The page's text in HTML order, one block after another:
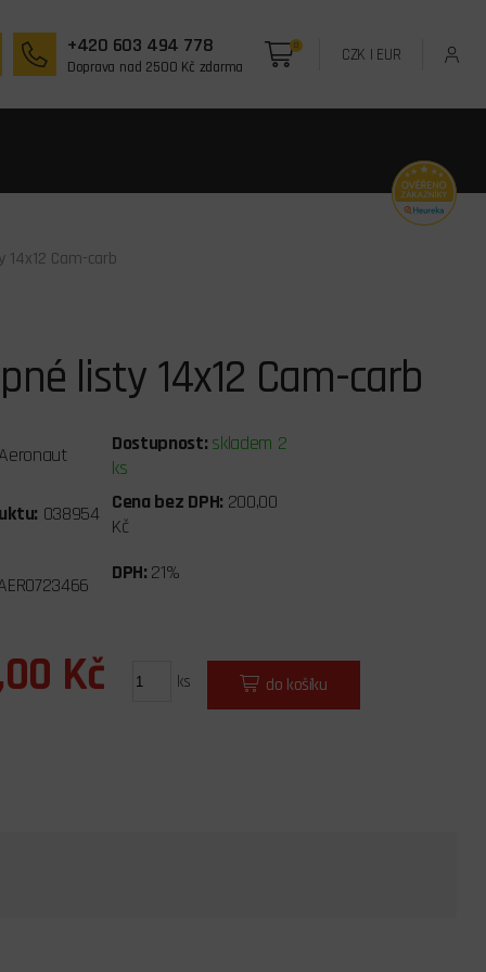
+420 603 494 778
Doprava nad 2500 Kč zdarma
0 CZK | EUR
Cam-carb
listy 14x12 Cam-carb
Dostupnost: skladem 2
ks
038954 Cena bez DPH: 200,00
Kč
DPH: 21%
Kč ks do košíku